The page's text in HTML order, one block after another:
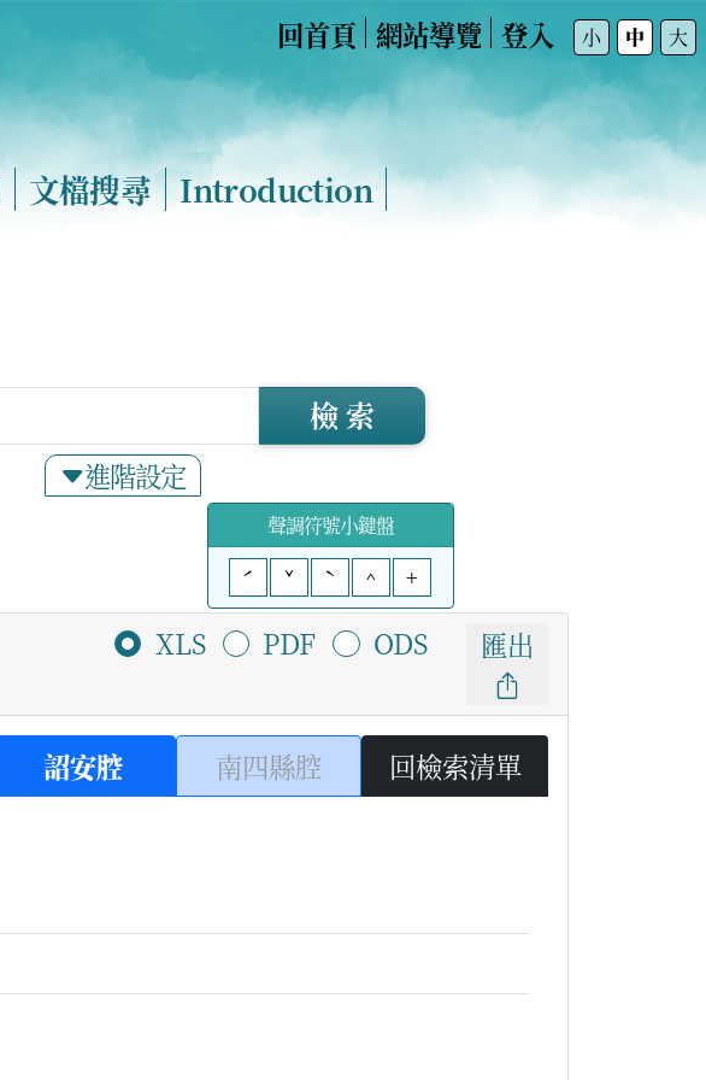
回首頁 網站導覽 登入 小 中 大
文檔搜尋 Introduction
進階設定
檢 索
聲調符號小鍵盤
ˊ
ˇ ˋ ^ +
XLS PDF ODS 匯出
詔安腔 南四縣腔 回檢索清單